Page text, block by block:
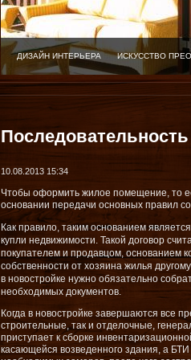
ДИЗАЙН ИНТЕРЬЕРА ИСКУССТВО
10.08.2013 15:34
Чтобы оформить жилое помещение, то
основании передачи основных правил
Как правило, таким основанием
купли недвижимости. Такой договор
покупателем и продавцом, основанием
собственности от хозяина жилья
в новостройке нужно обязательно
необходимых документов.
Когда в новостройке завершаются все
строительные, так и отделочные,
приступает к сборке
касающейся возведенного здания, а БТИ